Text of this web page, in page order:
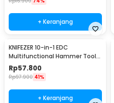
+ Keranjang
KNIFEZER 10-in-1 EDC
Multifunctional Hammer Tool
for Camping Survival - WL-
9003
Rp57.800
Rp97.900 41%
+ Keranjang